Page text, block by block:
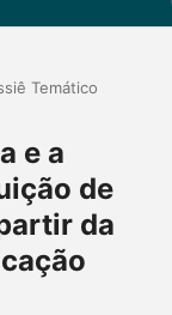
Temático
e a
de
da